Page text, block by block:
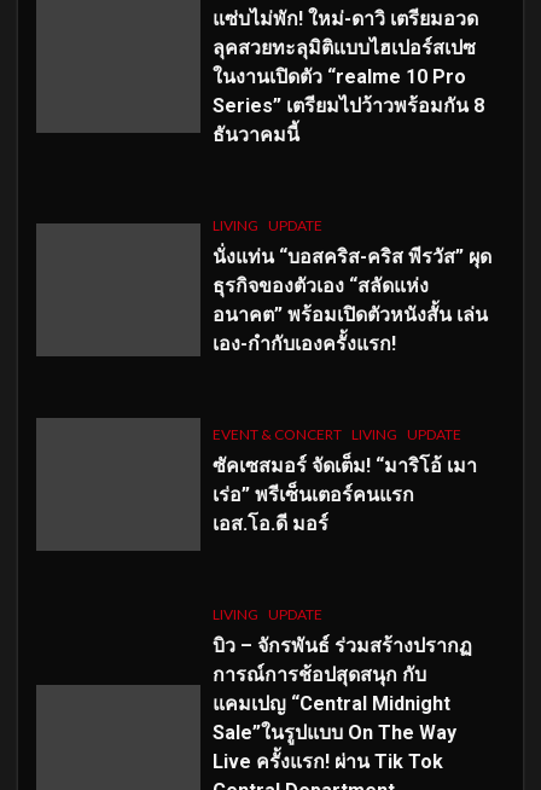
แซ่บไม่พัก! ใหม่-ดาวิ เตรียมอวด
ลุคสวยทะลุมิติแบบไฮเปอร์สเปซ
ในงานเปิดตัว “realme 10 Pro
Series” เตรียมไปว้าวพร้อมกัน 8
ธันวาคมนี้
LIVING UPDATE
นั่งแท่น “บอสคริส-คริส พีรวัส” ผุด
ธุรกิจของตัวเอง “สลัดแห่ง
อนาคต” พร้อมเปิดตัวหนังสั้น เล่น
เอง-กำกับเองครั้งแรก!
EVENT & CONCERT LIVING UPDATE
ซัคเซสมอร์ จัดเต็ม! “มาริโอ้ เมา
เร่อ” พรีเซ็นเตอร์คนแรก
เอส.โอ.ดี มอร์
LIVING UPDATE
บิว – จักรพันธ์ ร่วมสร้างปรากฏ
การณ์การช้อปสุดสนุก กับ
แคมเปญ “Central Midnight
Sale”ในรูปแบบ On The Way
Live ครั้งแรก! ผ่าน Tik Tok